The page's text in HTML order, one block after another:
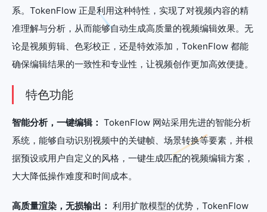
系。TokenFlow 正是利用这种特性，实现了对视频内容的精
准理解与分析，从而能够自动生成高质量的视频编辑效果。无
论是视频剪辑、色彩校正，还是特效添加，TokenFlow 都能
确保编辑结果的一致性和专业性，让视频创作更加高效便捷。
特色功能
智能分析，一键编辑： TokenFlow 网站采用先进的智能分析
系统，能够自动识别视频中的关键帧、场景转换等要素，并根
据预设或用户自定义的风格，一键生成匹配的视频编辑方案，
大大降低操作难度和时间成本。
高质量渲染，无损输出： 利用扩散模型的优势，TokenFlow